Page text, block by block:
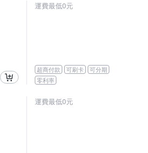
運費最低0元
超商付款 可刷卡
可分期
零利率
運費最低0元